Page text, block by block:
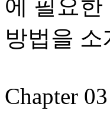
에 필요
방법을
Chapter